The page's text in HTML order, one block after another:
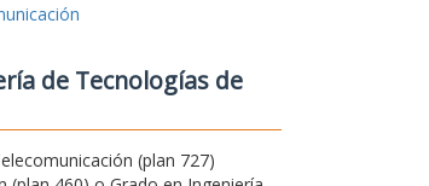
de Tecnologías de
(plan 727)